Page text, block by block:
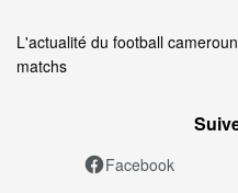
L'actualité du football
matchs
Facebook